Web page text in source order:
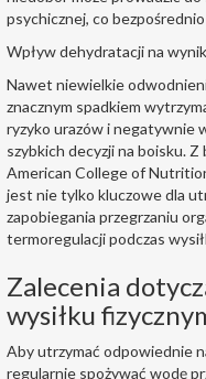
psychicznej, co
Wpływ dehydratacji na
Nawet niewielkie
znacznym spadkiem
ryzyko urazów i negatywnie
szybkich decyzji na boisku.
American College of
jest nie tylko kluczowe dla
zapobiegania przegrzaniu
termoregulacji podczas
Zalecenia
wysiłku
Aby utrzymać odpowiednie
regularnie spożywać wodę